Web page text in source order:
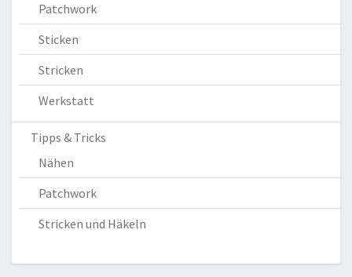
Patchwork
Sticken
Stricken
Werkstatt
Tipps & Tricks
Nähen
Patchwork
Stricken und Häkeln